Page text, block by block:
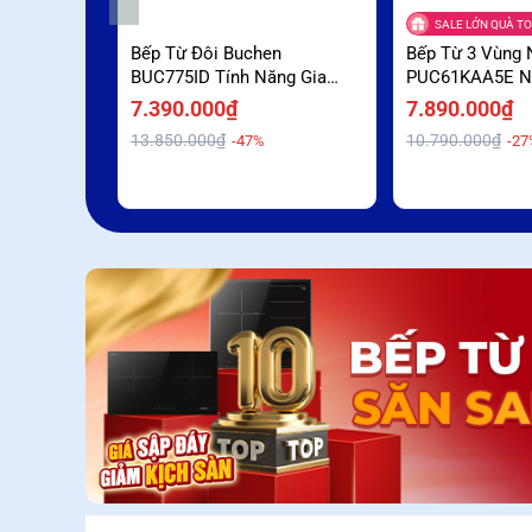
Bếp Từ Đôi Buchen
BUC775ID Tính Năng Gia
Nhiệt Nhanh Booster Giá Sập
7.390.000₫
13.850.000₫ -47%
SALE LỚN QUÀ TO
Bếp Từ 3 Vùng
PUC61KAA5E
Booster Ưu Đãi
7.890.000₫
10.790.000₫ -